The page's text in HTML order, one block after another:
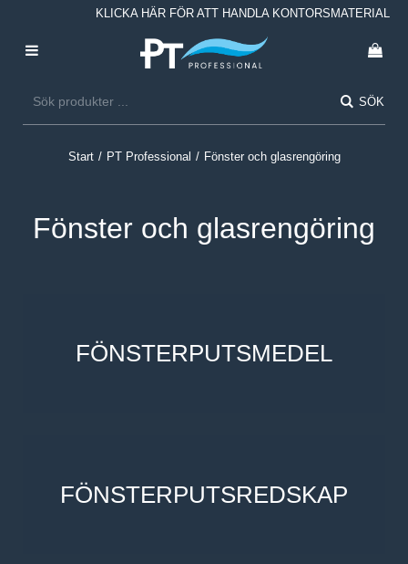
KLICKA HÄR FÖR ATT HANDLA KONTORSMATERIAL
SÖK
Start / PT Professional / Fönster och glasrengöring
Fönster och glasrengöring
FÖNSTERPUTSMEDEL
FÖNSTERPUTSREDSKAP